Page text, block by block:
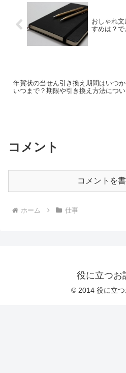
おしゃれ
すめは？で
年賀状の当せん引き換え期間はいつか
いつまで？期限や引き換え方法につ
コメント
コメントを
ホーム 仕事
役に立つお
© 2014 役に立つ